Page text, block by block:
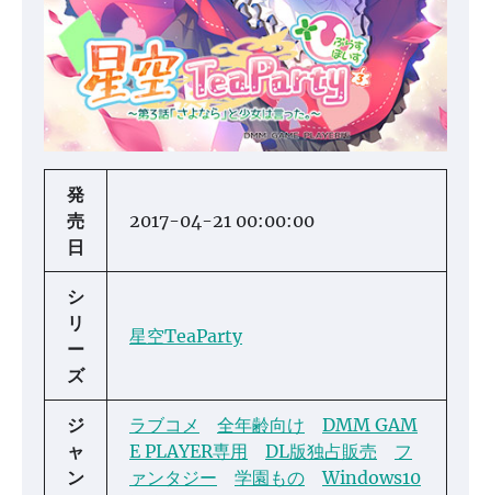
発
売
日
2017-04-21 00:00:00
シ
リ
ー
ズ
星空TeaParty
ジ
ャ
ン
ラブコメ 全年齢向け
DMM GAM
E PLAYER専用
DL版独占販売
フ
ァンタジー
学園もの
Windows10